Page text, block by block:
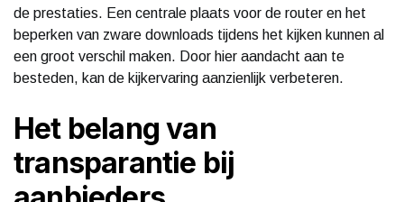
de prestaties. Een centrale plaats voor de router en het
beperken van zware downloads tijdens het kijken kunnen al
een groot verschil maken. Door hier aandacht aan te
besteden, kan de kijkervaring aanzienlijk verbeteren.
Het belang van
transparantie bij